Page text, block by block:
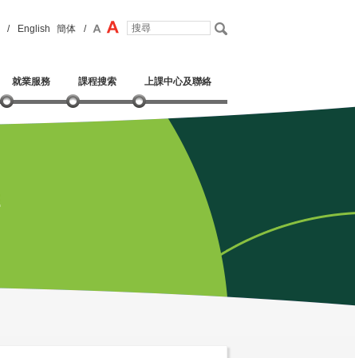
/ English 簡体 /
就業服務 課程搜索 上課中心及聯絡